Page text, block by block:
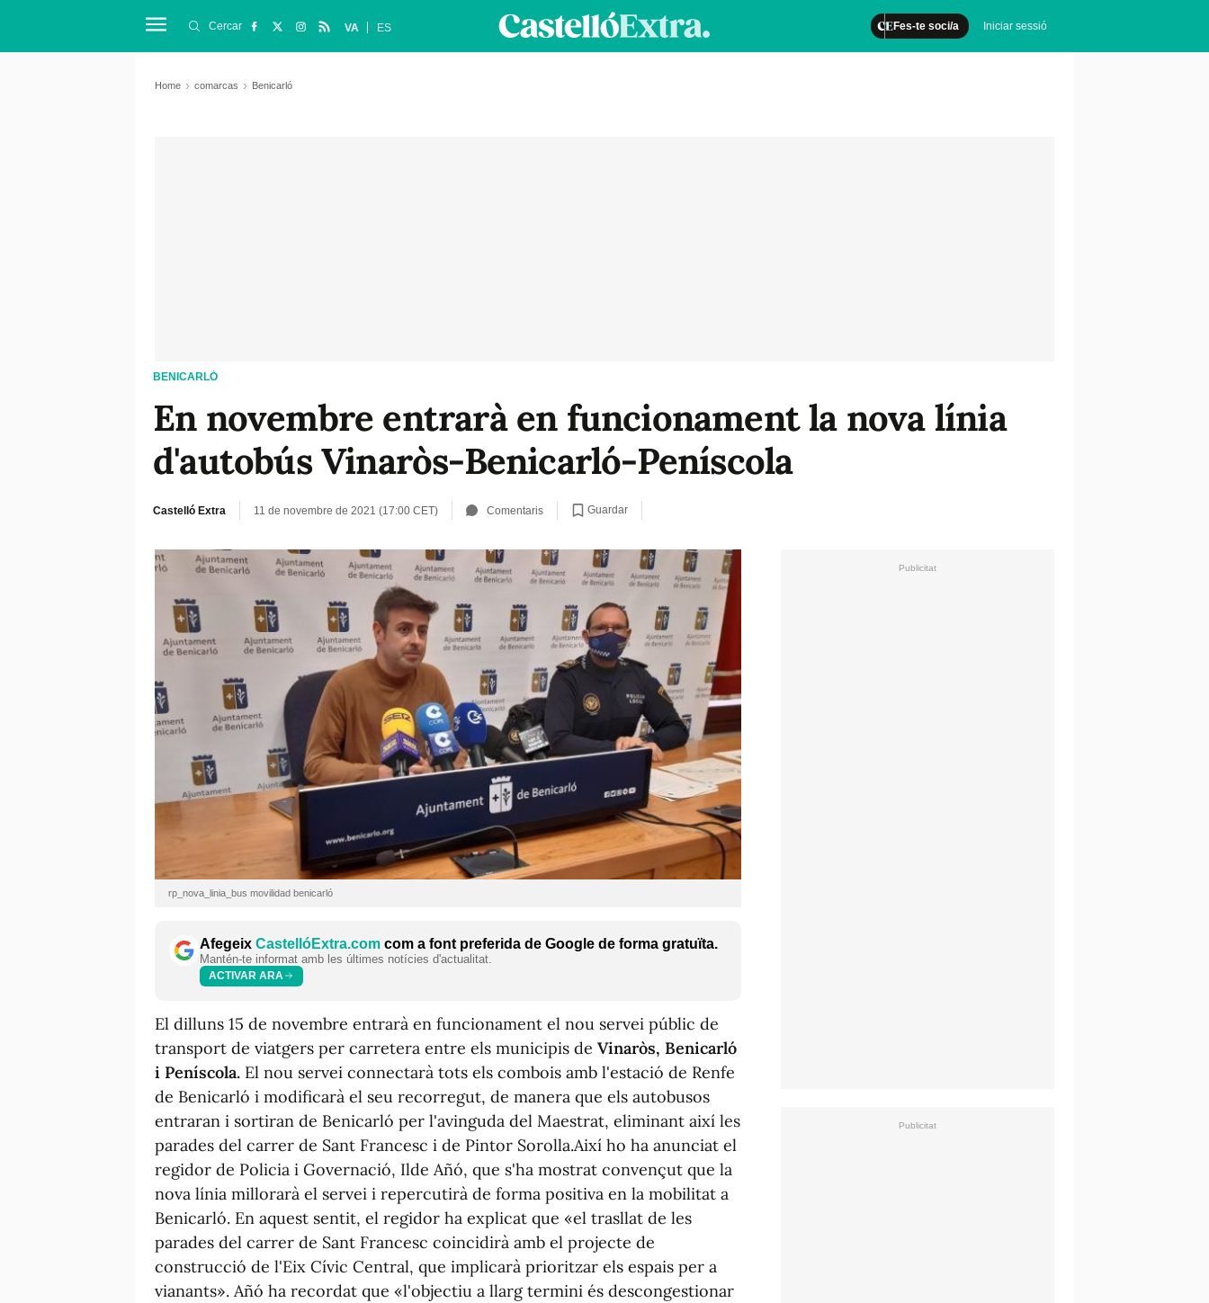
Fes-te soci/a Iniciar sessió
Cercar VA ES
Home comarcas Benicarló
BENICARLÓ
En novembre entrarà en funcionament la nova línia
d'autobús Vinaròs-Benicarló-Peníscola
Castelló Extra 11 de novembre de 2021 (17:00 CET) Comentaris Guardar
rp_nova_linia_bus movilidad benicarló
Afegeix CastellóExtra.com com a font preferida de Google de forma gratuïta.
Mantén-te informat amb les últimes notícies d'actualitat.
ACTIVAR ARA
El dilluns 15 de novembre entrarà en funcionament el nou servei públic de
transport de viatgers per carretera entre els municipis de Vinaròs, Benicarló
i Peníscola. El nou servei connectarà tots els combois amb l'estació de Renfe
de Benicarló i modificarà el seu recorregut, de manera que els autobusos
entraran i sortiran de Benicarló per l'avinguda del Maestrat, eliminant així les
parades del carrer de Sant Francesc i de Pintor Sorolla.Així ho ha anunciat el
regidor de Policia i Governació, Ilde Añó, que s'ha mostrat convençut que la
nova línia millorarà el servei i repercutirà de forma positiva en la mobilitat a
Benicarló. En aquest sentit, el regidor ha explicat que «el trasllat de les
parades del carrer de Sant Francesc coincidirà amb el projecte de
construcció de l'Eix Cívic Central, que implicarà prioritzar els espais per a
vianants». Añó ha recordat que «l'objectiu a llarg termini és descongestionar